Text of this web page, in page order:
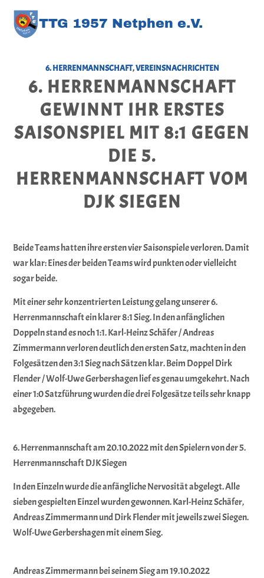
TTG 1957 Netphen e.V.
6. HERRENMANNSCHAFT,VEREINSNACHRICHTEN
6. HERRENMANNSCHAFT
GEWINNT IHR ERSTES
SAISONSPIEL MIT 8:1 GEGEN
DIE 5.
HERRENMANNSCHAFT VOM
DJK SIEGEN
Beide Teams hatten ihre ersten vier Saisonspiele verloren. Damit
war klar: Eines der beiden Teams wird punkten oder vielleicht
sogar beide.
Mit einer sehr konzentrierten Leistung gelang unserer 6.
Herrenmannschaft ein klarer 8:1 Sieg. In den anfänglichen
Doppeln stand es noch 1:1. Karl-Heinz Schäfer / Andreas
Zimmermann verloren deutlich den ersten Satz, machten in den
Folgesätzen den 3:1 Sieg nach Sätzen klar. Beim Doppel Dirk
Flender / Wolf-Uwe Gerbershagen lief es genau umgekehrt. Nach
einer 1:0 Satzführung wurden die drei Folgesätze teils sehr knapp
abgegeben.
6. Herrenmannschaft am 20.10.2022 mit den Spielern von der 5.
Herrenmannschaft DJK Siegen
In den Einzeln wurde die anfängliche Nervosität abgelegt. Alle
sieben gespielten Einzel wurden gewonnen. Karl-Heinz Schäfer,
Andreas Zimmermann und Dirk Flender mit jeweils zwei Siegen.
Wolf-Uwe Gerbershagen mit einem Sieg.
Andreas Zimmermann bei seinem Sieg am 19.10.2022